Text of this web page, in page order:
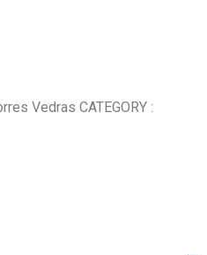
Vedras CATEGORY :